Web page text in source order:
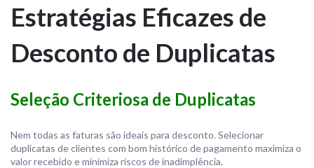
Estratégias Eficazes de
Desconto de Duplicatas
Seleção Criteriosa de Duplicatas
Nem todas as faturas são ideais para desconto. Selecionar
duplicatas de clientes com bom histórico de pagamento maximiza o
valor recebido e minimiza riscos de inadimplência.